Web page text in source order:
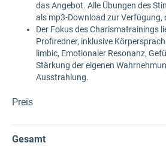
das Angebot. Alle Übungen des
als mp3-Download zur Verfügung,
Der Fokus des Charismatrainings
Profiredner, inklusive
limbic, Emotionaler Resonanz,
Stärkung der eigenen
Ausstrahlung.
Preis
Gesamt